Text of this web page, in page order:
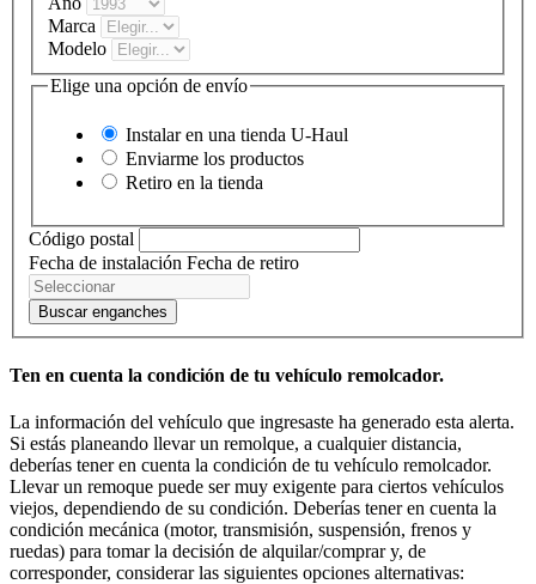
Marca
Modelo
Elige una opción de envío
Instalar en una tienda U-Haul
Enviarme los productos
Retiro en la tienda
Código postal
Fecha de instalación Fecha de retiro
Buscar enganches
Ten en cuenta la condición de tu vehículo remolcador.
La información del vehículo que ingresaste ha generado esta alerta.
Si estás planeando llevar un remolque, a cualquier distancia,
deberías tener en cuenta la condición de tu vehículo remolcador.
Llevar un remoque puede ser muy exigente para ciertos vehículos
viejos, dependiendo de su condición. Deberías tener en cuenta la
condición mecánica (motor, transmisión, suspensión, frenos y
ruedas) para tomar la decisión de alquilar/comprar y, de
corresponder, considerar las siguientes opciones alternativas: